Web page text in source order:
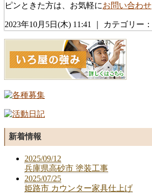
ピンときた方は、お気軽にお問い合わせ
2023年10月5日(木) 11:41 ｜ カテゴリー：
新着情報
2025/09/12
兵庫県高砂市 塗装工事
2025/07/25
姫路市 カウンター家具仕上げ